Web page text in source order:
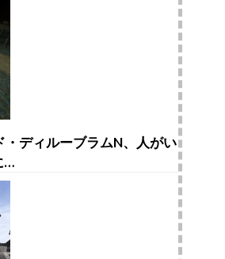
・ディルーブラムN、人がい
…